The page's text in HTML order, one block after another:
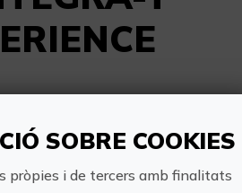
SOBRE COOKIES
pròpies i de tercers amb finalitats